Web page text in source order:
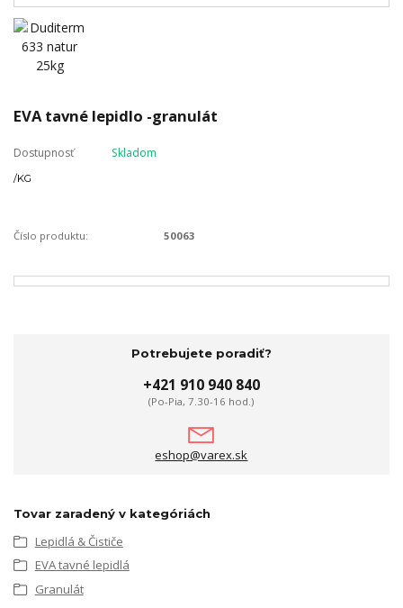
EVA tavné lepidlo -granulát
Dostupnosť Skladom
/KG
Číslo produktu: 50063
Potrebujete poradiť?
+421 910 940 840
(Po-Pia, 7.30-16 hod.)
eshop@varex.sk
Tovar zaradený v kategóriách
Lepidlá & Čističe
EVA tavné lepidlá
Granulát